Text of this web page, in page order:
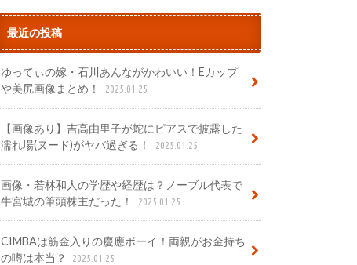
最近の投稿
ゆってぃの嫁・石川あんながかわいい！Eカップ
や美尻画像まとめ！
2025.01.25
【画像あり】吉高由里子が蛇にピアスで披露した
濡れ場(ヌード)がヤバ過ぎる！
2025.01.25
画像・若林和人の学歴や経歴は？ノーブル代表で
牛宮城の筆頭株主だった！
2025.01.25
CIMBAは筋金入りの慶應ボーイ！両親がお金持ち
の噂は本当？
2025.01.25